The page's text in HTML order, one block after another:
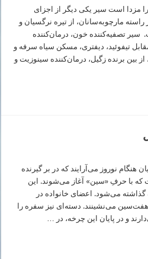
مزدا است سیر یکی دیگر از اجزای
مارچوبه‌سانان، از تیره نرگسیان و
سیر تصفیه‌کننده خون، درمان‌کننده
تیفوئید، دیفتری، مسکن سیاه سرفه و
بین برنده زگیل، درمان‌کننده سینوزیت و
نوروز می‌آرایند که در بر گیرنده
با حرفِ «سین» آغاز می‌شوند. این
می‌شود. اعضای خانواده در
می‌نشینند. دسته‌ای نیز سفره را
و در پایان این چرخه، در …